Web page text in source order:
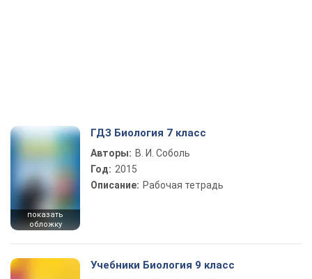
показать
обложку
ГДЗ Биология 7 класс
Авторы: В. И. Соболь
Год: 2015
Описание: Рабочая тетрадь
Учебники Биология 9 класс